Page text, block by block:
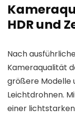
HDR und
Nach
Kameraqualität
größere Modelle
Leichtdrohnen.
einer